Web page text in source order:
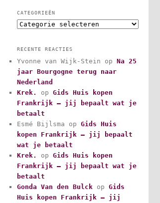
CATEGORIEËN
C
e
g
o
r
i
e
ë
RECENTE REACTIES
Yvonne van Wijk-Stein op Na 25
jaar Bourgogne terug naar
Nederland
Krek.
op Gids Huis kopen
Frankrijk – jij bepaalt wat je
betaalt
Esmé Bijlsma op Gids Huis
kopen Frankrijk – jij bepaalt
wat je betaalt
Krek.
op Gids Huis kopen
Frankrijk – jij bepaalt wat je
betaalt
Gonda Van den Bulck op Gids
Huis kopen Frankrijk – jij